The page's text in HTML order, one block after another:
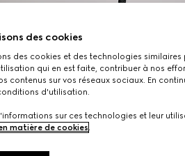
des cookies
des cookies et des technologies
qui en est faite, contribuer à nos
contenus sur vos réseaux sociaux. En
d'utilisation.
sur ces technologies et leur
matière de cookies